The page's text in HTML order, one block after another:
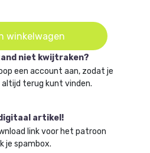
winkelwagen
niet kwijtraken?
een account aan, zodat je
terug kunt vinden.
digitaal artikel!
link voor het patroon
je spambox.